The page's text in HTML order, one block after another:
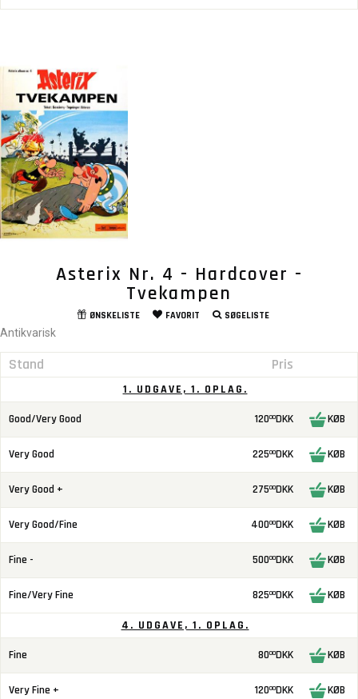
Asterix Nr. 4 - Hardcover -
Tvekampen
ØNSKELISTE FAVORIT SØGELISTE
Antikvarisk
Stand Pris
1. UDGAVE, 1. OPLAG.
Good/Very Good 12000DKK KØB
Very Good 22500DKK KØB
Very Good + 27500DKK KØB
Very Good/Fine 40000DKK KØB
Fine - 50000DKK KØB
Fine/Very Fine 82500DKK KØB
4. UDGAVE, 1. OPLAG.
Fine 8000DKK KØB
Very Fine + 12000DKK KØB